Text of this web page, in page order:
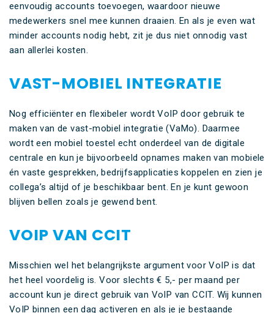
eenvoudig accounts toevoegen, waardoor nieuwe
medewerkers snel mee kunnen draaien. En als je even wat
minder accounts nodig hebt, zit je dus niet onnodig vast
aan allerlei kosten.
VAST-MOBIEL INTEGRATIE
Nog efficiënter en flexibeler wordt VoIP door gebruik te
maken van de vast-mobiel integratie (VaMo). Daarmee
wordt een mobiel toestel echt onderdeel van de digitale
centrale en kun je bijvoorbeeld opnames maken van mobiele
én vaste gesprekken, bedrijfsapplicaties koppelen en zien je
collega’s altijd of je beschikbaar bent. En je kunt gewoon
blijven bellen zoals je gewend bent.
VOIP VAN CCIT
Misschien wel het belangrijkste argument voor VoIP is dat
het heel voordelig is. Voor slechts € 5,- per maand per
account kun je direct gebruik van VoIP van CCIT. Wij kunnen
VoIP binnen een dag activeren en als je je bestaande